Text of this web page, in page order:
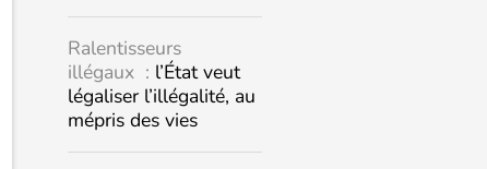
Ralentisseurs
illégaux : l’État veut
légaliser l’illégalité, au
mépris des vies